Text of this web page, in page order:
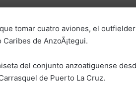
tomar cuatro aviones, el
de AnzoÃ¡tegui.
del conjunto anzoatiguense
de Puerto La Cruz.